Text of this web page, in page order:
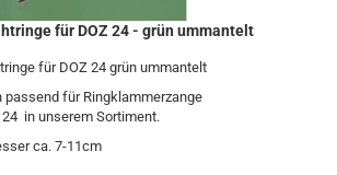
für DOZ 24 - grün ummantelt
für DOZ 24 grün ummantelt
passend für Ringklammerzange
24 in unserem Sortiment.
ca. 7-11cm